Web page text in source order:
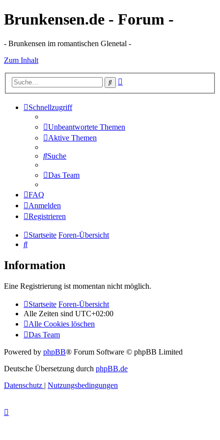
Brunkensen.de - Forum -
- Brunkensen im romantischen Glenetal -
Zum Inhalt
Suche
Schnellzugriff
Unbeantwortete Themen
Aktive Themen
Suche
Das Team
FAQ
Anmelden
Registrieren
Startseite Foren-Übersicht
Suche
Information
Eine Registrierung ist momentan nicht möglich.
Startseite Foren-Übersicht
Alle Zeiten sind UTC+02:00
Alle Cookies löschen
Das Team
Powered by phpBB® Forum Software © phpBB Limited
Deutsche Übersetzung durch phpBB.de
Datenschutz | Nutzungsbedingungen